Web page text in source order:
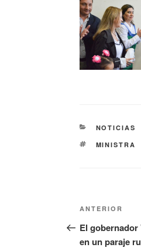
NOTICIAS
MINISTRA
ANTERIOR
El
en un paraje